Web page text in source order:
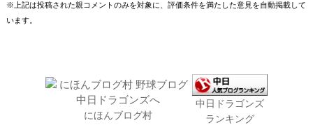
※上記は投稿された親コメントのみを対象に、評価条件を満たした意見を自動掲載して
います。
にほんブログ村
中日ドラゴンズ
ランキング